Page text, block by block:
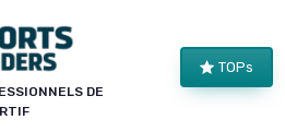
DE
TOPs